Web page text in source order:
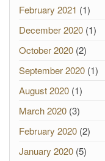
February 2021 (1)
December 2020 (1)
October 2020 (2)
September 2020 (1)
August 2020 (1)
March 2020 (3)
February 2020 (2)
January 2020 (5)